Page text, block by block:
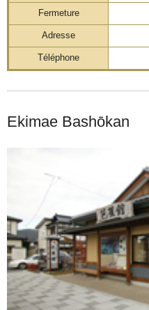
Fermeture
Adresse
Téléphone
Ekimae Bashōkan